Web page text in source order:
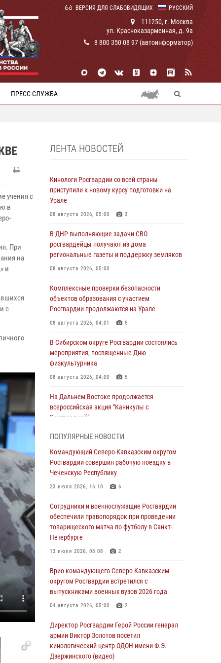
РУССКИЙ
ВЕРСИЯ ДЛЯ СЛАБОВИДЯЩИХ
111250, г. Москва
ул. Красноказарменная, д. 9а
8 800 350 08 97 (автоинформатор)
ПРЕСС-СЛУЖБА
учения с
в
При
на
и
с
ЛЕНТА НОВОСТЕЙ
Кинологи Росгвардии со всей страны
приступили к новому курсу подготовки на
Урале
08 августа 2026, 05:00 3
В ДНР выполняющие задачи СВО
росгвардейцы получают из дома
региональные газеты и поддержку земляков
08 августа 2026, 05:00
Комплексные проверки безопасности
объектов образования с участием
Росгвардии продолжаются на Урале
08 августа 2026, 04:01 5
В Сибирском округе Росгвардии состоялись
мероприятия, посвященные Дню
физкультурника
08 августа 2026, 04:00 5
На Дальнем Востоке продолжается
всероссийская акция "Каникулы с
Росгвардией"
Заместитель директора Росгвардии генерал-
полковник Владислав Ершов поздравил
военнослужащих и сотрудников ведомства с
Днем физкультурника
«Росгвардия. Вехи истории»: первая
антитеррористическая операция войск
правопорядка
07 августа 2026, 15:28
В Башкортостане при силовой поддержке
спецназа Росгвардии пресечена
противоправная деятельность, связанная с
пропагандой терроризма (видео)
В Югре при содействии спецназа Росгвардии
пресечено более 180 нарушений
миграционного законодательства
ПОПУЛЯРНЫЕ НОВОСТИ
Командующий Северо-Кавказским округом
Росгвардии совершил рабочую поездку в
Чеченскую Республику
23 июля 2026, 16:10 6
Сотрудники и военнослужащие Росгвардии
обеспечили правопорядок при проведении
товарищеского матча по футболу в Санкт-
Петербурге
13 июля 2026, 08:08 2
Врио командующего Северо-Кавказским
округом Росгвардии встретился с
выпускниками военных вузов 2026 года
04 августа 2026, 05:00 2
Директор Росгвардии Герой России генерал
армии Виктор Золотов посетил
кинологический центр ОДОН имени Ф.Э.
Дзержинского (видео)